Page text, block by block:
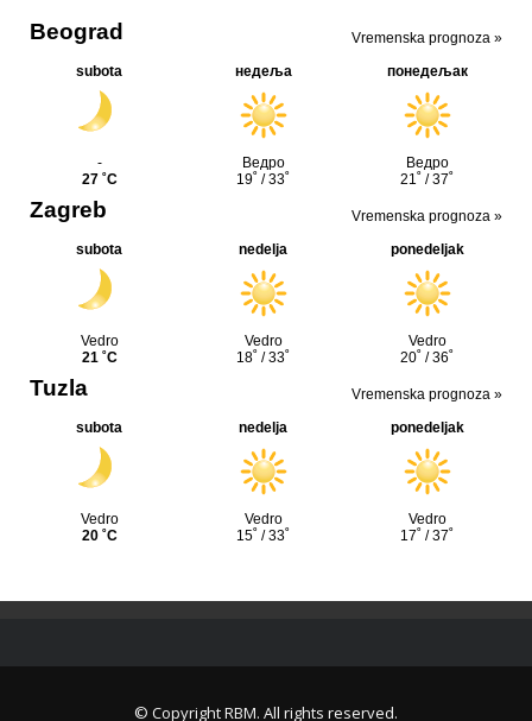
© CopyrightRBM. All rights reserved.